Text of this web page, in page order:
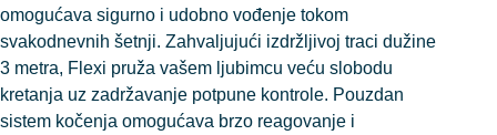
omogućava sigurno i udobno vođenje tokom
svakodnevnih šetnji. Zahvaljujući izdržljivoj traci dužine
3 metra, Flexi pruža vašem ljubimcu veću slobodu
kretanja uz zadržavanje potpune kontrole. Pouzdan
sistem kočenja omogućava brzo reagovanje i